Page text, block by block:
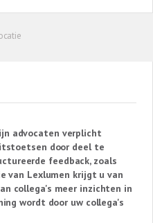
advocaten verplicht
door deel te
feedback, zoals
van Lexlumen krijgt u van
collega's meer inzichten in
wordt door uw collega's